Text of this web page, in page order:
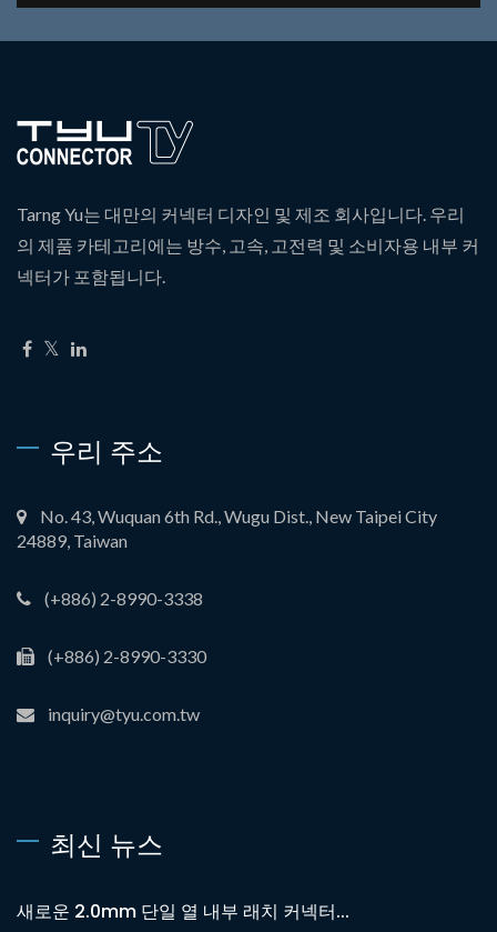
Tarng Yu는 대만의 커넥터 디자인 및 제조 회사입니다. 우리
의 제품 카테고리에는 방수, 고속, 고전력 및 소비자용 내부 커
넥터가 포함됩니다.
우리 주소
No. 43, Wuquan 6th Rd., Wugu Dist., New Taipei City
24889, Taiwan
(+886) 2-8990-3338
(+886) 2-8990-3330
inquiry@tyu.com.tw
최신 뉴스
새로운 2.0mm 단일 열 내부 래치 커넥터...